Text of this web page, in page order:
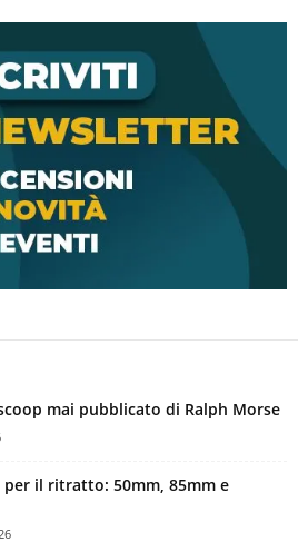
mai pubblicato di Ralph Morse
il ritratto: 50mm, 85mm e